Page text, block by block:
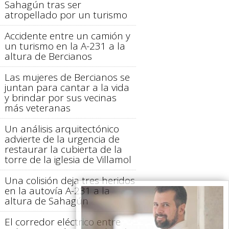
Sahagún tras ser
atropellado por un turismo
Accidente entre un camión y
un turismo en la A-231 a la
altura de Bercianos
Las mujeres de Bercianos se
juntan para cantar a la vida
y brindar por sus vecinas
más veteranas
Un análisis arquitectónico
advierte de la urgencia de
restaurar la cubierta de la
torre de la iglesia de Villamol
Una colisión deja tres heridos
en la autovía A-231 a la
altura de Sahagún
El corredor eléctrico entre